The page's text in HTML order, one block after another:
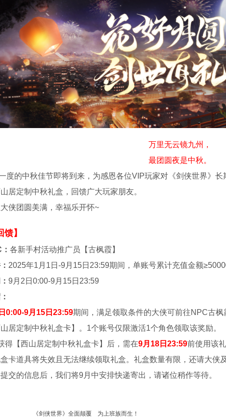
万里无云镜九州，
最团圆夜是中秋。
的中秋佳节即将到来，为感恩各位VIP玩家对《剑侠世界》长
居定制中秋礼盒，回馈广大玩家朋友。
侠团圆美满，幸福乐开怀~
馈】
各新手村活动推广员【古枫霞】
2025年1月1日-9月15日23:59期间，单账号累计充值金额
9月2日0:00-9月15日23:59
0:00-9月15日23:59期间，满足领取条件的大侠可前往NPC古
居定制中秋礼盒卡】。1个账号仅限激活1个角色领取该奖励。
得【西山居定制中秋礼盒卡】后，需在9月18日23:59前使用该
卡道具将失效且无法继续领取礼盒。礼盒数量有限，还请大侠
交的信息后，我们将9月中安排快递寄出，请诸位稍作等待。
《剑侠世界》全面颠覆 为上班族而生！